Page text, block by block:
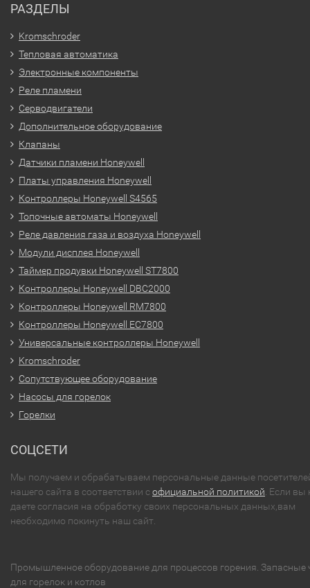
РАЗДЕЛЫ
Kromschroder
Тепловая автоматика
Электронные компоненты
Реле пламени
Серводвигатели
Дополнительное оборудование
Клапаны
Датчики пламени Honeywell
Платы управления Honeywell
Контроллеры Honeywell S4565
Топочные автоматы Honeywell
Реле давления газа и воздуха Honeywell
Модули дисплея Honeywell
Таймер продувки Honeywell ST7800
Контроллеры Honeywell DBC2000
Контроллеры Honeywell RM7800
Контроллеры Honeywell EC7800
Универсальные контроллеры Honeywell
Kromschroder
Сопутствующее оборудование
Насосы для горелок
Горелки
СОЦСЕТИ
Мы получаем и обрабатываем персональные данные
нашего сайта в соответствии софициальной политикой . Если вы
даете согласия на обработку своих персональных данных,вам
необходимо покинуть наш сайт.
Промышленное оборудование для процессов горения. Запасные
для горелок и котлов